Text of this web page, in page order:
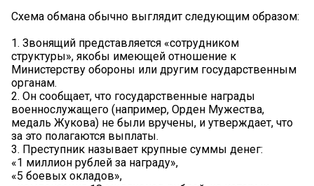
Схема обмана обычно выглядит следующим образом:
1. Звонящий представляется «сотрудником
структуры», якобы имеющей отношение к
Министерству обороны или другим государственным
органам.
2. Он сообщает, что государственные награды
военнослужащего (например, Орден Мужества,
медаль Жукова) не были вручены, и утверждает, что
за это полагаются выплаты.
3. Преступник называет крупные суммы денег:
«1 миллион рублей за награду»,
«5 боевых окладов»,